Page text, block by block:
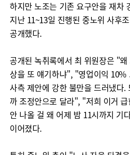
하지만 노조는 기존 요구안을 재차
지난 11~13일 진행된 중노위 사후
공개했다.
공개된 녹취록에서 최 위원장은 "
상을 또 얘기하냐", "영업이익 10%
사측 제안에 강한 불만을 드러냈다
까 조정안으로 달라", "저희 이거
안 나올 걸 왜 어제 밤 11시까지 기
이어졌다.